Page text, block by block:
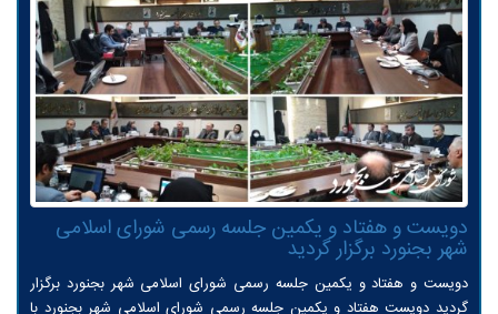
دویست و هفتاد و یکمین جلسه رسمی شورای اسلامی
شهر بجنورد برگزار گردید
دویست و هفتاد و یکمین جلسه رسمی شورای اسلامی شهر بجنورد برگزار
گردید دویست هفتاد و یکمین جلسه رسمی شورای اسلامی شهر بجنورد با